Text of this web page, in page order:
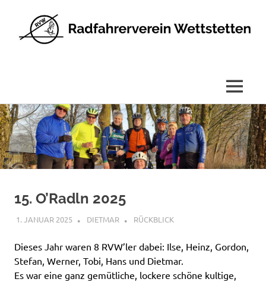
Zum
Inhalt
springen
MENÜ
15. O’Radln 2025
1. JANUAR 2025 DIETMAR RÜCKBLICK
Dieses Jahr waren 8 RVW’ler dabei: Ilse, Heinz, Gordon,
Stefan, Werner, Tobi, Hans und Dietmar.
Es war eine ganz gemütliche, lockere schöne kultige,